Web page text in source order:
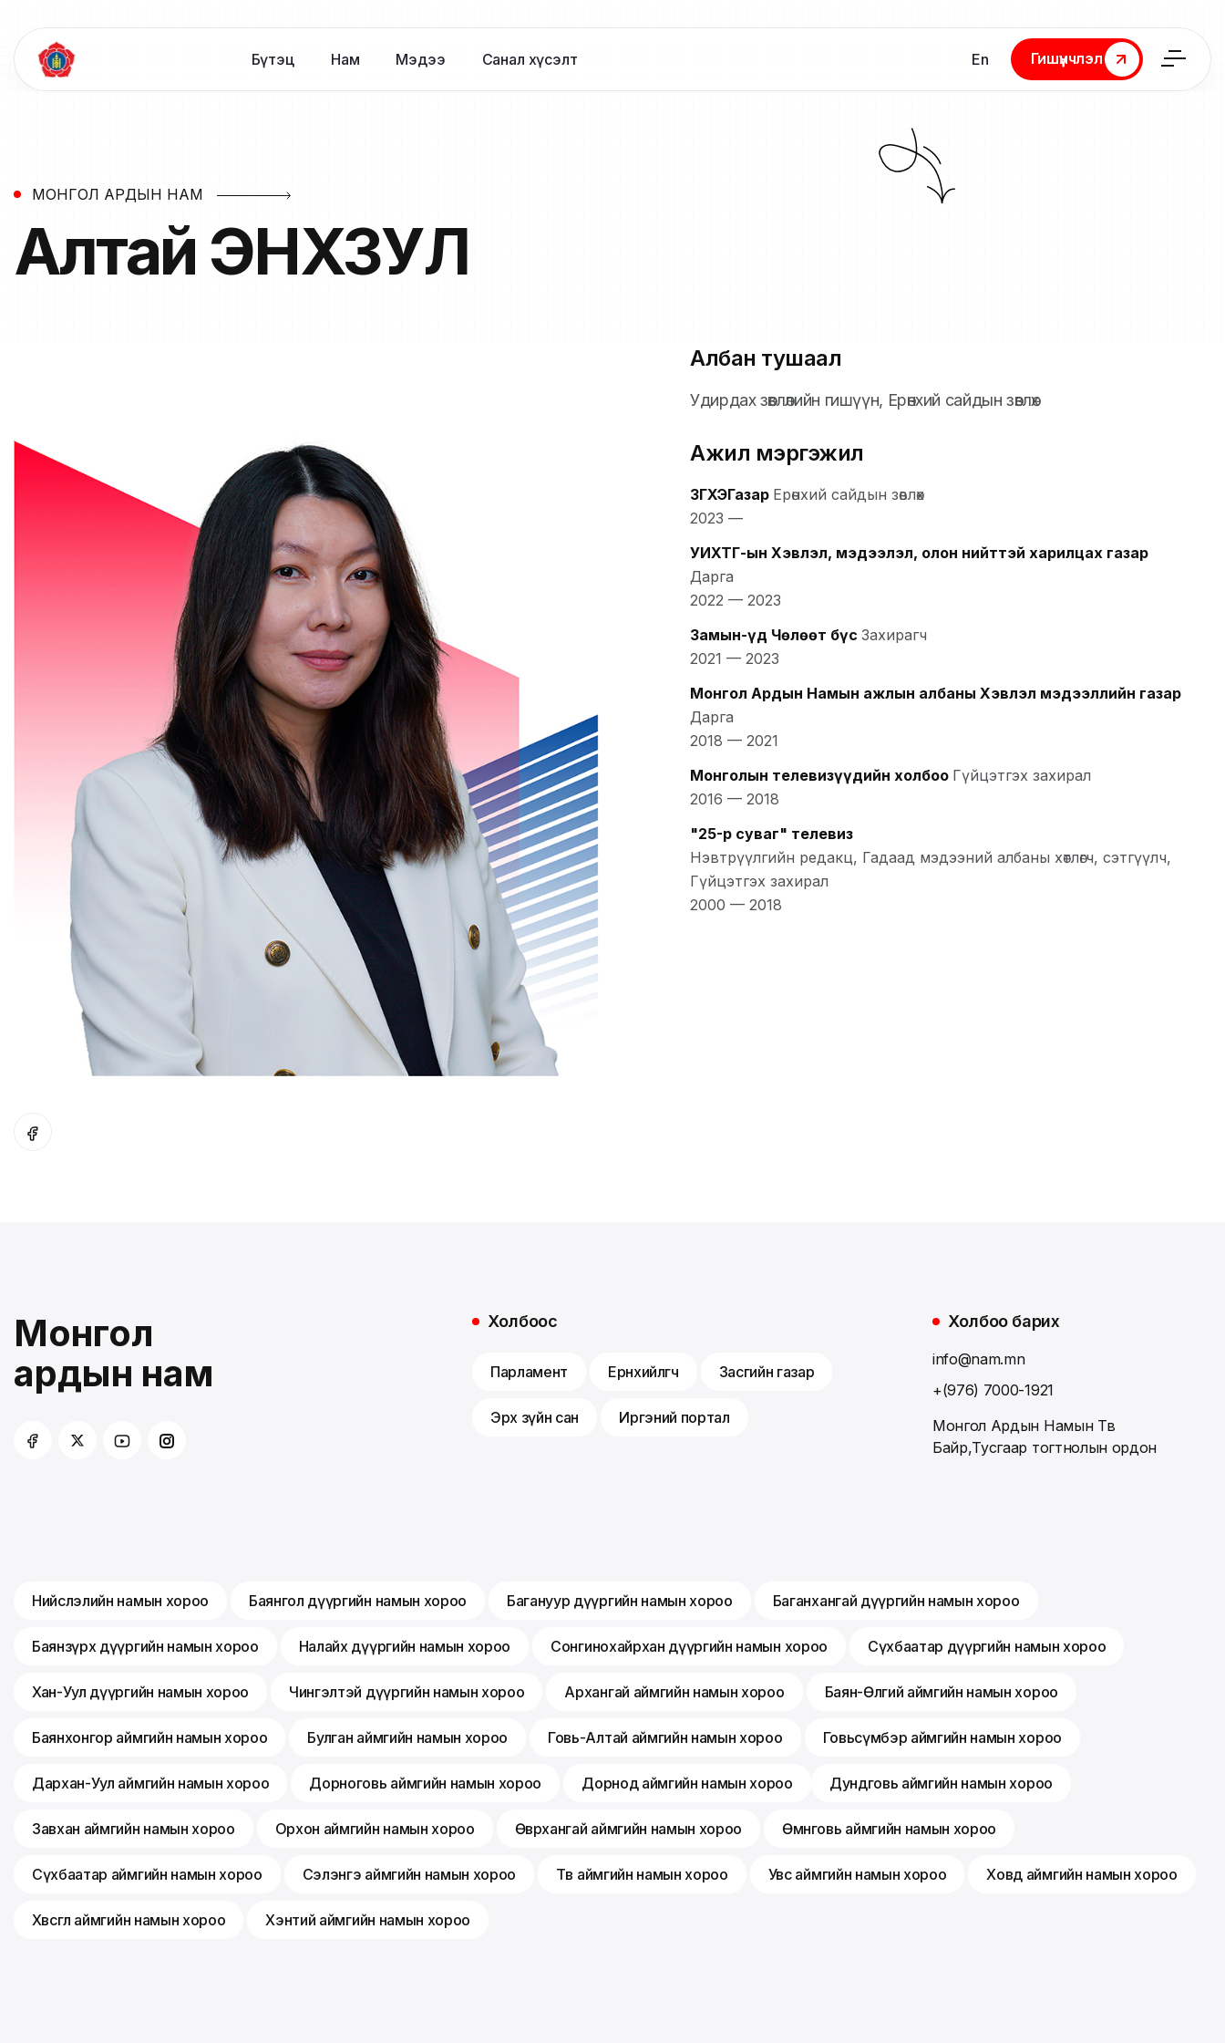
Бүтэц Нам Мэдээ Санал хүсэлт En
Гишүүнчлэл
Гишүүнчлэл
МОНГОЛ АРДЫН НАМ
Алтай ЭНХЗУЛ
Албан тушаал
Удирдах зөвлөлийн гишүүн, Ерөнхий сайдын зөвлөх
Ажил мэргэжил
ЗГХЭГазар Ерөнхий сайдын зөвлөх
2023 —
УИХТГ-ын Хэвлэл, мэдээлэл, олон нийттэй харилцах газар
Дарга
2022 — 2023
Замын-Үүд Чөлөөт бүс Захирагч
2021 — 2023
Монгол Ардын Намын ажлын албаны Хэвлэл мэдээллийн газар
Дарга
2018 — 2021
Монголын телевизүүдийн холбоо Гүйцэтгэх захирал
2016 — 2018
"25-р суваг" телевиз
Нэвтрүүлгийн редакц, Гадаад мэдээний албаны хөтлөгч, сэтгүүлч,
Гүйцэтгэх захирал
2000 — 2018
Монгол
ардын нам
Холбоос
Парламент Ерөнхийлөгч Засгийн газар
Эрх зүйн сан Иргэний портал
Холбоо барих
info@nam.mn
+(976) 7000-1921
Монгол Ардын Намын Төв
Байр,Тусгаар тогтнолын ордон
Нийслэлийн намын хороо Баянгол дүүргийн намын хороо Багануур дүүргийн намын хороо Баганхангай дүүргийн намын хороо
Баянзүрх дүүргийн намын хороо Налайх дүүргийн намын хороо Сонгинохайрхан дүүргийн намын хороо Сүхбаатар дүүргийн намын хороо
Хан-Уул дүүргийн намын хороо Чингэлтэй дүүргийн намын хороо Архангай аймгийн намын хороо Баян-Өлгий аймгийн намын хороо
Баянхонгор аймгийн намын хороо Булган аймгийн намын хороо Говь-Алтай аймгийн намын хороо Говьсүмбэр аймгийн намын хороо
Дархан-Уул аймгийн намын хороо Дорноговь аймгийн намын хороо Дорнод аймгийн намын хороо Дундговь аймгийн намын хороо
Завхан аймгийн намын хороо Орхон аймгийн намын хороо Өвөрхангай аймгийн намын хороо Өмнөговь аймгийн намын хороо
Сүхбаатар аймгийн намын хороо Сэлэнгэ аймгийн намын хороо Төв аймгийн намын хороо Увс аймгийн намын хороо Ховд аймгийн намын хороо
Хөвсгөл аймгийн намын хороо Хэнтий аймгийн намын хороо